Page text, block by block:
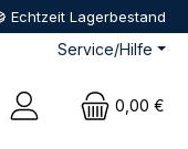
Echtzeit Lagerbestand
Service/Hilfe
0 Produkte auf dem
0,00 €